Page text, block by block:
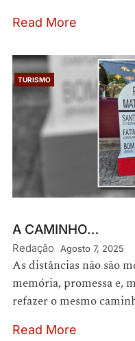
Read More
TURISMO
A CAMINHO…
Redação Agosto 7, 2025
As distâncias não são
memória, promessa e,
refazer o mesmo
Read More